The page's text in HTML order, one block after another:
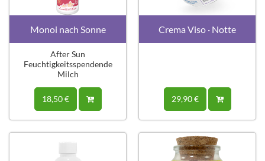
Monoi nach Sonne
After Sun
Feuchtigkeitsspendende
Milch
18,50 €
Crema Viso · Notte
29,90 €